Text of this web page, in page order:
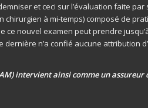
et ceci sur l’évaluation faite
chirurgien à mi-temps) composé de
ce nouvel examen peut prendre
n’a confié aucune attribution
intervient ainsi comme un assureur